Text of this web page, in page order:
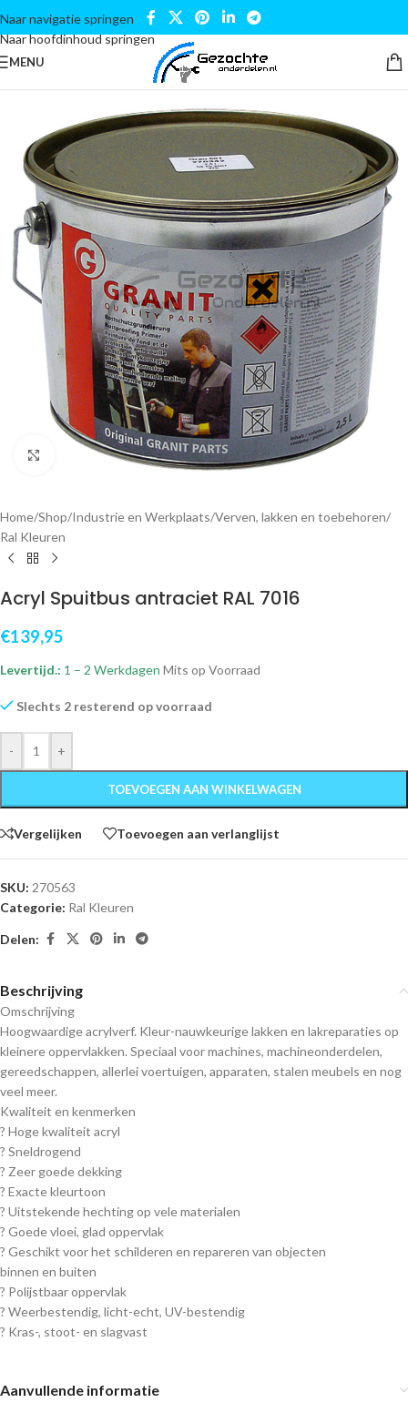
Naar navigatie springen
Naar hoofdinhoud springen
MENU
Klik om te vergroten
Home/Shop/Industrie en Werkplaats/Verven, lakken en toebehoren/
Ral Kleuren
Acryl Spuitbus antraciet RAL 7016
€139,95
Levertijd.: 1 – 2 Werkdagen Mits op Voorraad
Slechts 2 resterend op voorraad
- +
TOEVOEGEN AAN WINKELWAGEN
Vergelijken Toevoegen aan verlanglijst
SKU: 270563
Categorie: Ral Kleuren
Delen:
Beschrijving
Omschrijving
Hoogwaardige acrylverf. Kleur-nauwkeurige lakken en lakreparaties op
kleinere oppervlakken. Speciaal voor machines, machineonderdelen,
gereedschappen, allerlei voertuigen, apparaten, stalen meubels en nog
veel meer.
Kwaliteit en kenmerken
? Hoge kwaliteit acryl
? Sneldrogend
? Zeer goede dekking
? Exacte kleurtoon
? Uitstekende hechting op vele materialen
? Goede vloei, glad oppervlak
? Geschikt voor het schilderen en repareren van objecten
binnen en buiten
? Polijstbaar oppervlak
? Weerbestendig, licht-echt, UV-bestendig
? Kras-, stoot- en slagvast
Aanvullende informatie